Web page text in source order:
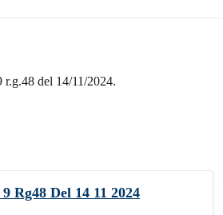
del 14/11/2024.
Rg48 Del 14 11 2024